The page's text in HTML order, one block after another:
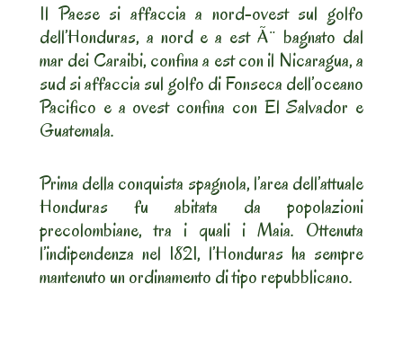
Il Paese si affaccia a nord-ovest sul golfo
dell’Honduras, a nord e a est Ã¨ bagnato dal
mar dei Caraibi, confina a est con il Nicaragua, a
sud si affaccia sul golfo di Fonseca dell’oceano
Pacifico e a ovest confina con El Salvador e
Guatemala.
Prima della conquista spagnola, l’area dell’attuale
Honduras fu abitata da popolazioni
precolombiane, tra i quali i Maia. Ottenuta
l’indipendenza nel 1821, l’Honduras ha sempre
mantenuto un ordinamento di tipo repubblicano.